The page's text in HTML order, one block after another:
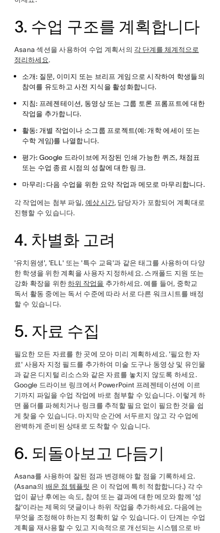
3. 수업 구조를 계획합니다
Asana 섹션을 사용하여 수업 계획서의 각 단계를 체계적으로
정리하세요.
소개: 질문, 이미지 또는 브리프 게임으로 시작하여 학생들의
참여를 유도하고 사전 지식을 활성화합니다.
지침: 프레젠테이션, 동영상 또는 그룹 토론 프롬프트에 대한
작업을 추가합니다.
활동: 개별 작업이나 소그룹 프로젝트(예: 개학 에세이 또는
수학 게임)를 나열합니다.
평가: Google 드라이브에 저장된 인쇄 가능한 퀴즈, 채점표
또는 수업 종료 시점의 성찰에 대한 링크.
마무리:다음 수업을 위한 요약 작업과 메모로 마무리합니다.
각 작업에는 첨부 파일, 예상 시간, 담당자가 포함되어 계획대로
진행할 수 있습니다.
4. 차별화 고려
'유치원생', 'ELL' 또는 '특수 교육'과 같은 태그를 사용하여 다양
한 학생을 위한 계획을 사용자 지정하세요. 스캐폴드 지원 또는
강화 확장을 위한하위 작업을 추가하세요. 예를 들어, 중학교
독서 활동 중에는 독서 수준에 따라 서로 다른 워크시트를 배정
할 수 있습니다.
5. 자료 수집
필요한 모든 자료를 한 곳에 모아 미리 계획하세요. '필요한 자
료' 사용자 지정 필드를 추가하여 미술 도구나 동영상 및 유인물
과 같은 디지털 리소스와 같은 자료를 놓치지 않도록 하세요.
Google 드라이브 링크에서 PowerPoint 프레젠테이션에 이르
기까지 파일을 수업 작업에 바로 첨부할 수 있습니다. 이렇게 하
면 폴더를 파헤치거나 링크를 추적할 필요 없이 필요한 것을 쉽
게 찾을 수 있습니다. 마지막 순간에 서두르지 않고 각 수업에
완벽하게 준비된 상태로 도착할 수 있습니다.
6. 되돌아보고 다듬기
Asana를 사용하여 잘된 점과 변경해야 할 점을 기록하세요.
(Asana의 배운 점 템플릿 은 이 작업에 특히 적합합니다.) 각 수
업이 끝난 후에는 속도, 참여 또는 결과에 대한 메모와 함께 '성
찰'이라는 제목의 댓글이나 하위 작업을 추가하세요. 다음에는
무엇을 조정해야 하는지 정확히 알 수 있습니다. 이 단계는 수업
계획을 재사용할 수 있고 지속적으로 개선되는 시스템으로 바